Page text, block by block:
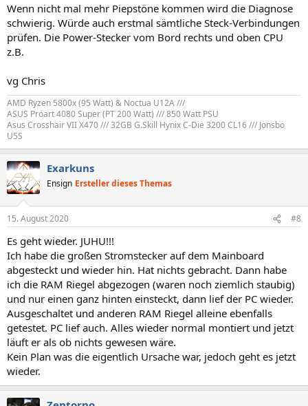
Wenn nicht mal mehr Piepstöne kommen wird die Diagnose
schwierig. Würde auch erstmal sämtliche Steck-Verbindungen
prüfen. Die Power-Stecker vom Bord rechts und oben CPU
z.B.
vg Chris
AMD Ryzen 5800x (95 Watt) & Noctua U12A ///
ASUS Proart 4080 Super (PT 200 Watt) /// 850 Watt PSU
Asus Crosshair VII X470 /// 32GB G.Skill Hynix C-Die 3200 CL16 /// Jonsbo
U5S
Exarkuns
Ensign Ersteller dieses Themas
15. August 2020 #8
Es geht wieder. JUHU!!!
Ich habe die großen Stromstecker auf dem Mainboard
abgesteckt und wieder hin. Hat nichts gebracht. Dann habe
ich die RAM Riegel abgezogen (waren noch ziemlich staubig)
und nur einen ganz hinten einsteckt, dann lief der PC wieder.
Ausgeschaltet und anderen RAM Riegel alleine ebenfalls
getestet. PC lief auch. Alles wieder normal montiert und jetzt
läuft er als ob nichts gewesen wäre.
Kein Plan was die eigentlich Ursache war, jedoch geht es jetzt
wieder.